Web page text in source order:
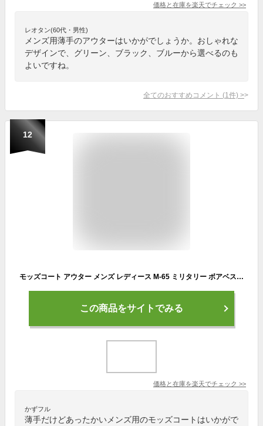
価格と在庫を楽天でチェック >>
レオタン(60代・男性)
メンズ用薄手のアウターはいかがでしょうか。おしゃれな
デザインで、グリーン、ブラック、ブルーから選べるのも
よいですね。
全てのおすすめコメント (1 件) >
12
モッズコート アウター メンズ レディース M-65 ミリタリー ボアベスト 取り外し 4WAY ロング丈 ワッペン スタンドネック 薄手 軽い ポリピーチ 暖かい 防寒 防風 大きいサイズ 春 秋 冬 PATY パティ
この商品をサイトでみる
価格と在庫を楽天でチェック >>
かずフル
薄手だけどあったかいメンズ用のモッズコートはいかがで